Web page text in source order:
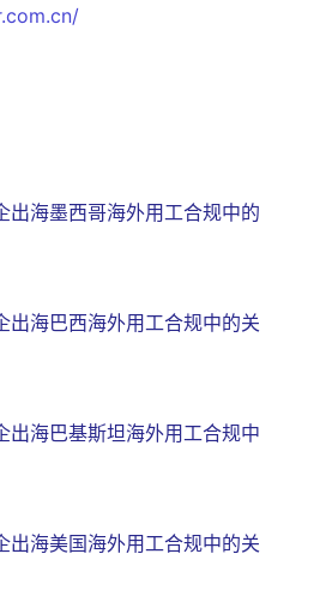
出海墨西哥海外用工合规中的
出海巴西海外用工合规中的关
出海巴基斯坦海外用工合规中
出海美国海外用工合规中的关